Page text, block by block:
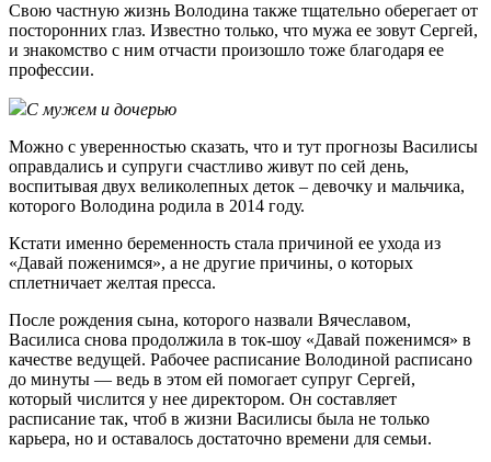
Свою частную жизнь Володина также тщательно оберегает от
посторонних глаз. Известно только, что мужа ее зовут Сергей,
и знакомство с ним отчасти произошло тоже благодаря ее
профессии.
С мужем и дочерью
Можно с уверенностью сказать, что и тут прогнозы Василисы
оправдались и супруги счастливо живут по сей день,
воспитывая двух великолепных деток – девочку и мальчика,
которого Володина родила в 2014 году.
Кстати именно беременность стала причиной ее ухода из
«Давай поженимся», а не другие причины, о которых
сплетничает желтая пресса.
После рождения сына, которого назвали Вячеславом,
Василиса снова продолжила в ток-шоу «Давай поженимся» в
качестве ведущей. Рабочее расписание Володиной расписано
до минуты — ведь в этом ей помогает супруг Сергей,
который числится у нее директором. Он составляет
расписание так, чтоб в жизни Василисы была не только
карьера, но и оставалось достаточно времени для семьи.